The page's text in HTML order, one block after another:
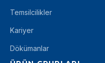
Temsilcilikler
Kariyer
Dökümanlar